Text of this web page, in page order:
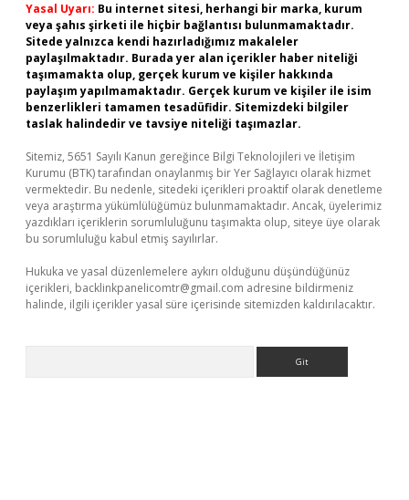
Yasal Uyarı: Bu internet sitesi, herhangi bir marka, kurum
veya şahıs şirketi ile hiçbir bağlantısı bulunmamaktadır.
Sitede yalnızca kendi hazırladığımız makaleler
paylaşılmaktadır. Burada yer alan içerikler haber niteliği
taşımamakta olup, gerçek kurum ve kişiler hakkında
paylaşım yapılmamaktadır. Gerçek kurum ve kişiler ile isim
benzerlikleri tamamen tesadüfidir. Sitemizdeki bilgiler
taslak halindedir ve tavsiye niteliği taşımazlar.
Sitemiz, 5651 Sayılı Kanun gereğince Bilgi Teknolojileri ve İletişim
Kurumu (BTK) tarafından onaylanmış bir Yer Sağlayıcı olarak hizmet
vermektedir. Bu nedenle, sitedeki içerikleri proaktif olarak denetleme
veya araştırma yükümlülüğümüz bulunmamaktadır. Ancak, üyelerimiz
yazdıkları içeriklerin sorumluluğunu taşımakta olup, siteye üye olarak
bu sorumluluğu kabul etmiş sayılırlar.
Hukuka ve yasal düzenlemelere aykırı olduğunu düşündüğünüz
içerikleri, backlinkpanelicomtr@gmail.com adresine bildirmeniz
halinde, ilgili içerikler yasal süre içerisinde sitemizden kaldırılacaktır.